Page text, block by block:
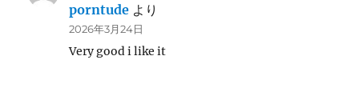
porntude より
2026年3月24日
Very good i like it